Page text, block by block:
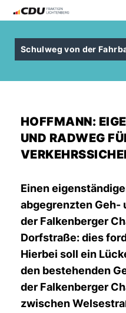
Schulweg von der
HOFFMANN:
UND RADWEG
Einen
abgegrenzten Geh-
der Falkenberger
Dorfstraße: dies
Hierbei soll ein
den bestehenden
der Falkenberger
zwischen